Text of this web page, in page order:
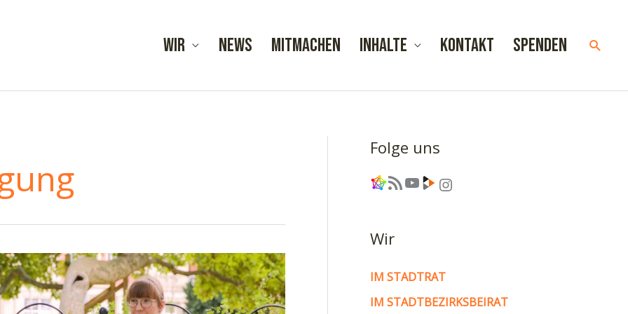
Wir News Mitmachen Inhalte Kontakt Spenden
Folge uns
Link RSS-Feed YouTube Link Instagram
Wir
IM STADTRAT
IM STADTBEZIRKSBEIRAT